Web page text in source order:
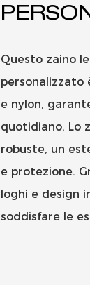
Questo zaino
personalizzato
e nylon,
quotidiano. Lo
robuste, un
e protezione.
loghi e design
soddisfare le